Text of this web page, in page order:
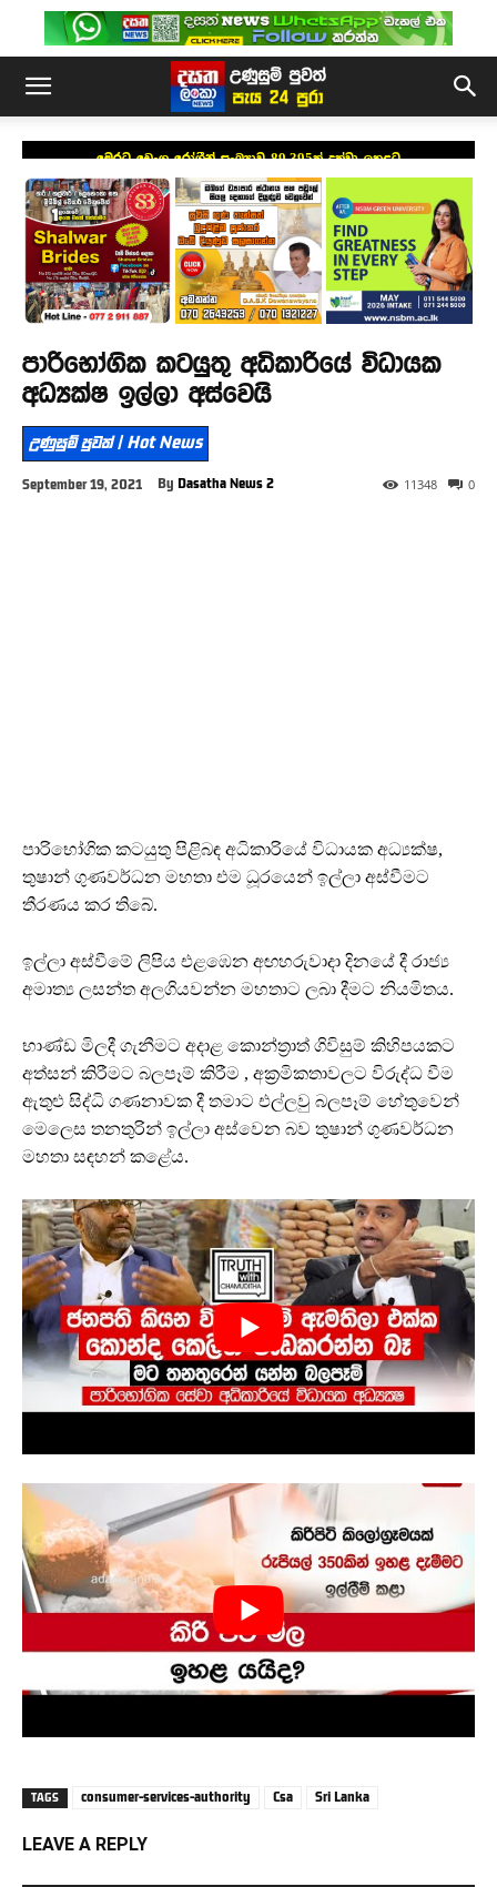
මෙරට ඩෙංගු රෝගීන් සංඛ්‍යාව 89,395ක් දක්වා ඉහළට
පාරිභෝගික කටයුතු අධිකාරියේ විධායක
අධ්‍යක්ෂ ඉල්ලා අස්වෙයි
උණුසුම් පුවත් | Hot News
September 19, 2021 By Dasatha News 2 0
11348
පාරිභෝගික කටයුතු පිළිබඳ අධිකාරියේ විධායක අධ්‍යක්ෂ,
තුෂාන් ගුණවර්ධන මහතා එම ධූරයෙන් ඉල්ලා අස්වීමට
තීරණය කර තිබේ.
ඉල්ලා අස්වීමේ ලිපිය එළඹෙන අඟහරුවාදා දිනයේ දී රාජ්‍ය
අමාත්‍ය ලසන්ත අලගියවන්න මහතාට ලබා දීමට නියමිතය.
භාණ්ඩ මිලදී ගැනීමට අදාළ කොන්ත්‍රාත් ගිවිසුම් කිහිපයකට
අත්සන් කිරීමට බලපෑම් කිරීම , අක්‍රමිකතාවලට විරුද්ධ වීම
ඇතුළු සිද්ධි ගණනාවක දී තමාට එල්ලවු බලපෑම් හේතුවෙන්
මෙලෙස තනතුරින් ඉල්ලා අස්වෙන බව තුෂාන් ගුණවර්ධන
මහතා සඳහන් කළේය.
TAGS consumer-services-authority Csa Sri Lanka
LEAVE A REPLY